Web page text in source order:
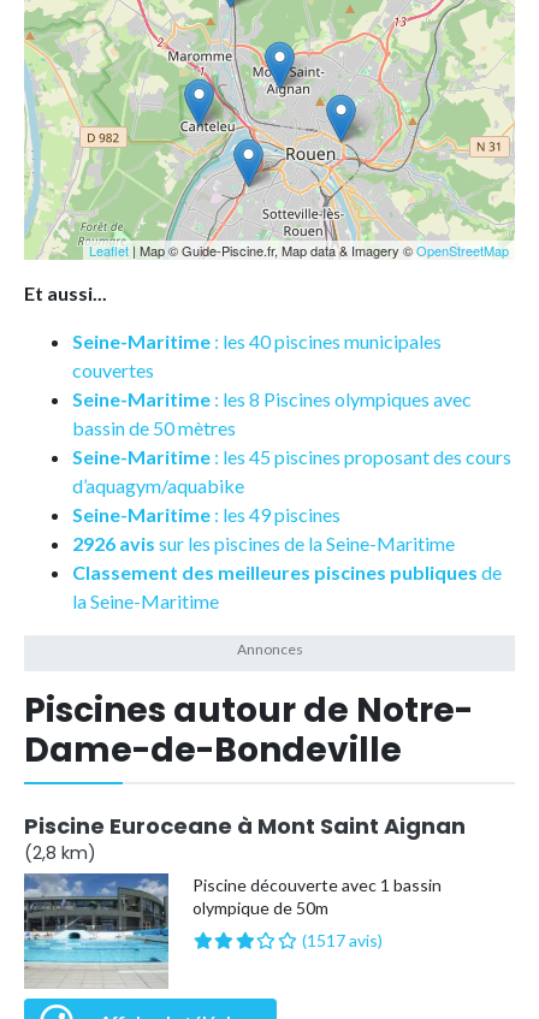
Leaflet | Map © Guide-Piscine.fr, Map data & Imagery ©OpenStreetMap
Et aussi...
Seine-Maritime : les 40 piscines municipales
couvertes
Seine-Maritime : les 8 Piscines olympiques avec
bassin de 50 mètres
Seine-Maritime : les 45 piscines proposant des cours
d’aquagym/aquabike
Seine-Maritime : les 49 piscines
2926 avis sur les piscines de la Seine-Maritime
Classement des meilleures piscines publiques de
la Seine-Maritime
Piscines autour de Notre-
Dame-de-Bondeville
Piscine Euroceane à Mont Saint Aignan
(2,8 km)
Piscine découverte avec 1 bassin
olympique de 50m
(1517 avis)